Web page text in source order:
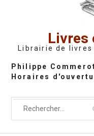
Livres
Librairie de